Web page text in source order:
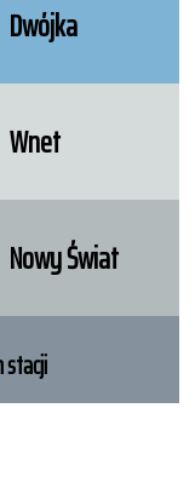
Dwójka
Wnet
Nowy Świat
stacji